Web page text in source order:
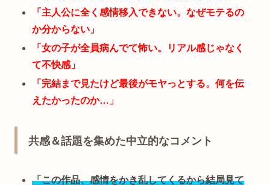
「主人公に全く感情移入できない。なぜモテるの
か分からない」
「女の子が全員病んでて怖い。リアル感じゃなく
て不快感」
「完結まで見たけど最後がモヤっとする。何を伝
えたかったのか…」
共感＆話題を集めた中立的なコメント
「この作品、感情をかき乱してくるから結局見て